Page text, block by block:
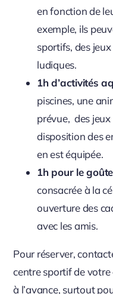
en fonction de
exemple, ils
sportifs, des
ludiques.
1h d’activités
piscines, une
prévue, des
disposition des
en est équipée.
1h pour le
consacrée à la
ouverture des
avec les amis.
Pour réserver,
centre sportif de votre
à l’avance, surtout